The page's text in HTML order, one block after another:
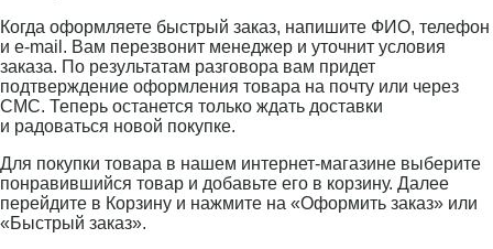
Когда оформляете быстрый заказ, напишите ФИО, телефон
и e-mail. Вам перезвонит менеджер и уточнит условия
заказа. По результатам разговора вам придет
подтверждение оформления товара на почту или через
СМС. Теперь останется только ждать доставки
и радоваться новой покупке.
Для покупки товара в нашем интернет-магазине выберите
понравившийся товар и добавьте его в корзину. Далее
перейдите в Корзину и нажмите на «Оформить заказ» или
«Быстрый заказ».